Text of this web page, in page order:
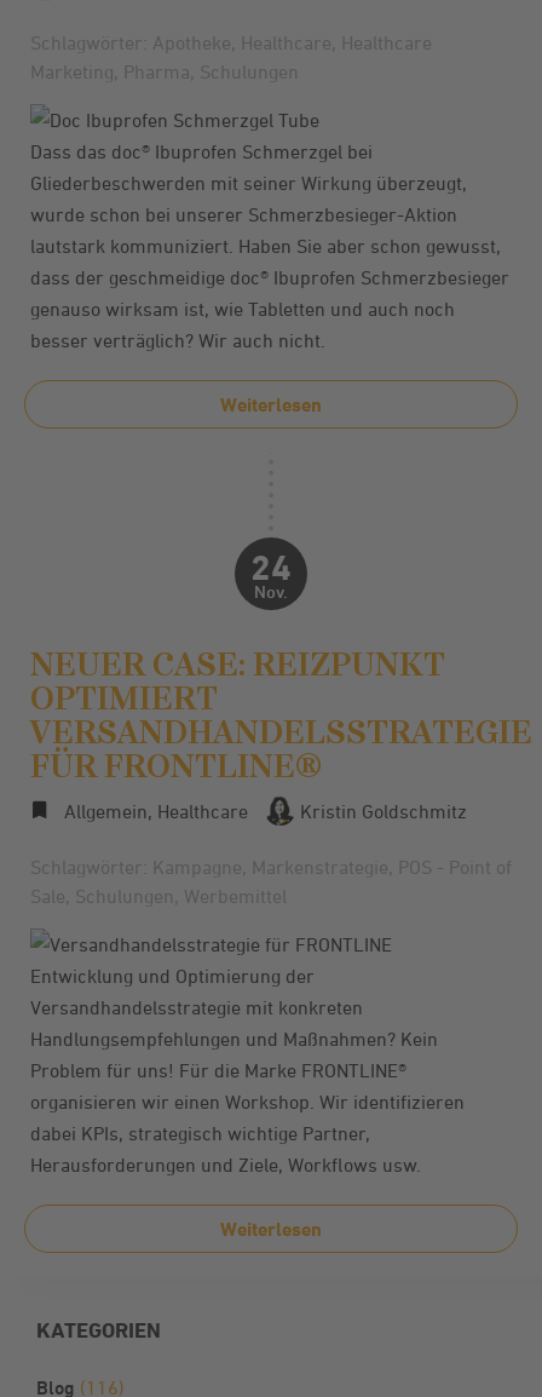
Schlagwörter: Apotheke Healthcare
Healthcare
Marketing
Pharma Schulungen
Dass das doc® Ibuprofen Schmerzgel bei
Gliederbeschwerden mit seiner Wirkung überzeugt,
wurde schon bei unserer Schmerzbesieger-Aktion
lautstark kommuniziert. Haben Sie aber schon gewusst,
dass der geschmeidige doc® Ibuprofen Schmerzbesieger
genauso wirksam ist, wie Tabletten und auch noch
besser verträglich? Wir auch nicht.
Weiterlesen
24
Nov.
NEUER CASE: REIZPUNKT
OPTIMIERT
VERSANDHANDELSSTRATEGIE
FÜR FRONTLINE®
Allgemein Healthcare Kristin Goldschmitz
Schlagwörter: Kampagne Markenstrategie
POS - Point of
Sale
Schulungen Werbemittel
Entwicklung und Optimierung der
Versandhandelsstrategie mit konkreten
Handlungsempfehlungen und Maßnahmen? Kein
Problem für uns! Für die Marke FRONTLINE®
organisieren wir einen Workshop. Wir identifizieren
dabei KPIs, strategisch wichtige Partner,
Herausforderungen und Ziele, Workflows usw.
Weiterlesen
KATEGORIEN
Blog (116)